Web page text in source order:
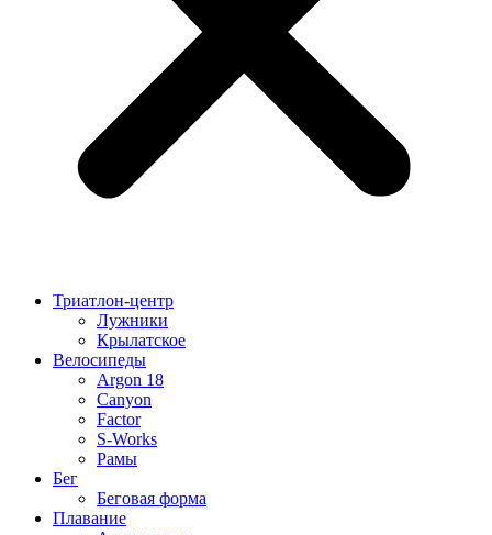
Триатлон-центр
Лужники
Крылатское
Велосипеды
Argon 18
Canyon
Factor
S-Works
Рамы
Бег
Беговая форма
Плавание